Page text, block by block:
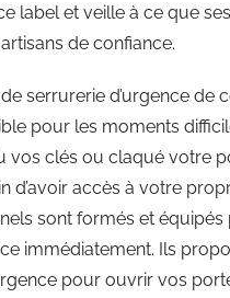
label et veille à ce que
de confiance.
serrurerie d’urgence de
pour les moments
vos clés ou claqué votre
d’avoir accès à votre
sont formés et équipés
immédiatement. Ils
pour ouvrir vos